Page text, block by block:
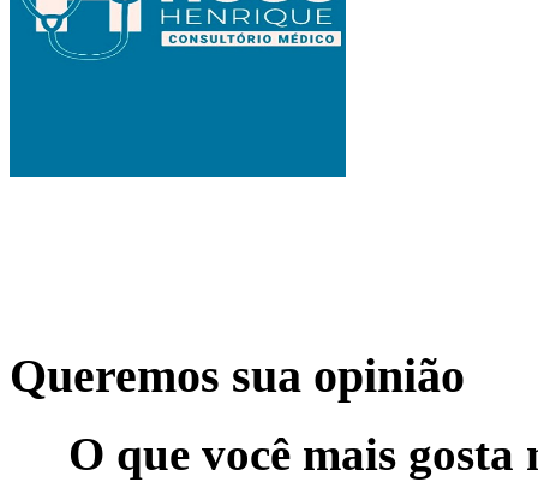
Queremos sua opinião
O que você mais